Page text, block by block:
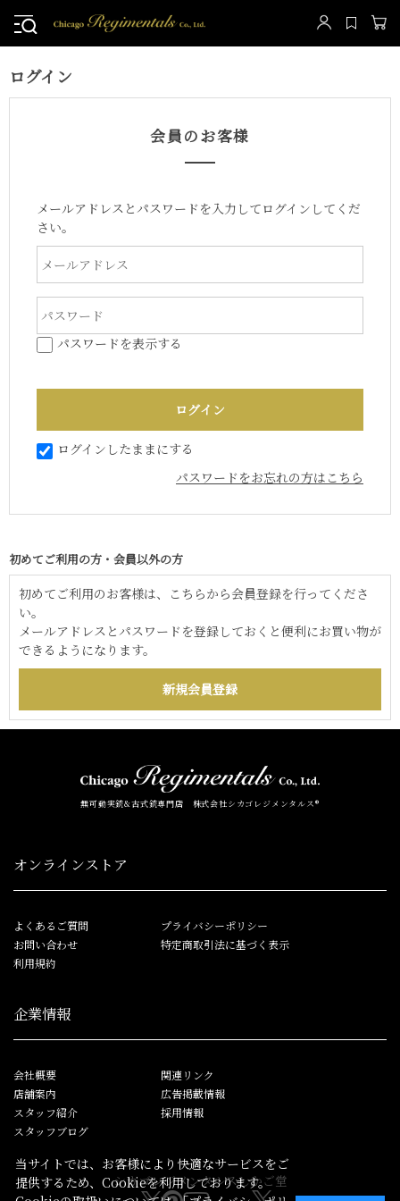
ログイン
会員のお客様
メールアドレスとパスワードを入力してログインしてくだ
さい。
パスワードを表示する
ログインしたままにする
パスワードをお忘れの方はこちら
初めてご利用の方・会員以外の方
初めてご利用のお客様は、こちらから会員登録を行ってくださ
い。
メールアドレスとパスワードを登録しておくと便利にお買い物が
できるようになります。
無可動実銃&古式銃専門店 株式会社シカゴレジメンタルス®
オンラインストア
よくあるご質問
お問い合わせ
利用規約
プライバシーポリシー
特定商取引法に基づく表示
企業情報
会社概要
店舗案内
スタッフ紹介
スタッフブログ
関連リンク
広告掲載情報
採用情報
シカゴレジメンタルスしかご堂
当サイトでは、お客様により快適なサービスをご
提供するため、Cookieを利用しております。